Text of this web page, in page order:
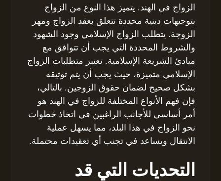
الزواج في الهند. يتميز هذا النوع من الزواج
بتوجيهات دينية محددة تتعلق بعقد الزواج ومهر
الزوجة. يتطلب الزواج الإسلامي وجود الشهود
والشروط المحددة التي يجب أن تتوافق مع
مبادئ الشريعة الإسلامية. تعتبر متطلبات الزواج
الإسلامي متميزة، حيث يجب أن يتم توثيقه
بشكل صحيح لضمان حقوق الزوجين. بالتالي،
فإن فهم الأنواع المختلفة للزواج في الهند هو
أمر أساسي للأجانب الراغبين في اتخاذ خطوات
نحو الزواج في هذا البلد، مما يسهل عملية
الانتقال ويساعد في تجنب أي تعقيدات محتملة.
التحديات التي قد